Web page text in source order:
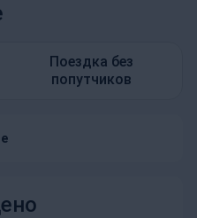
Поездка без
попутчиков